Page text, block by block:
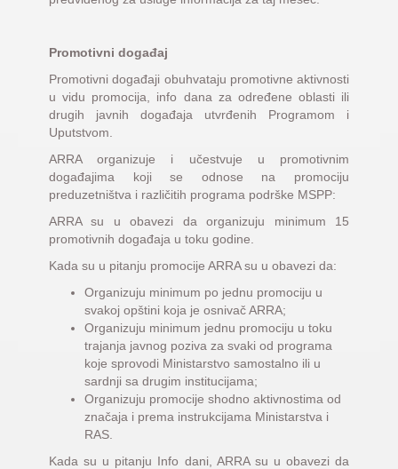
Promotivni događaj
Promotivni događaji obuhvataju promotivne aktivnosti
u vidu promocija, info dana za određene oblasti ili
drugih javnih događaja utvrđenih Programom i
Uputstvom.
ARRA organizuje i učestvuje u promotivnim
događajima koji se odnose na promociju
preduzetništva i različitih programa podrške MSPP:
ARRA su u obavezi da organizuju minimum 15
promotivnih događaja u toku godine.
Kada su u pitanju promocije ARRA su u obavezi da:
Organizuju minimum po jednu promociju u
svakoj opštini koja je osnivač ARRA;
Organizuju minimum jednu promociju u toku
trajanja javnog poziva za svaki od programa
koje sprovodi Ministarstvo samostalno ili u
sardnji sa drugim institucijama;
Organizuju promocije shodno aktivnostima od
značaja i prema instrukcijama Ministarstva i
RAS.
Kada su u pitanju Info dani, ARRA su u obavezi da